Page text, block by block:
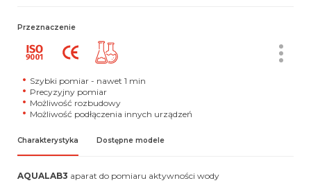
Przeznaczenie
Szybki pomiar - nawet 1 min
Precyzyjny pomiar
Możliwość rozbudowy
Możliwość podłączenia innych urządzeń
Charakterystyka Dostępne modele
AQUALAB3 aparat do pomiaru aktywności wody